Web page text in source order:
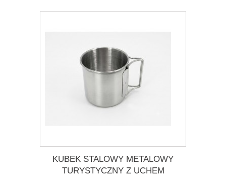
KUBEK STALOWY METALOWY
TURYSTYCZNY Z UCHEM